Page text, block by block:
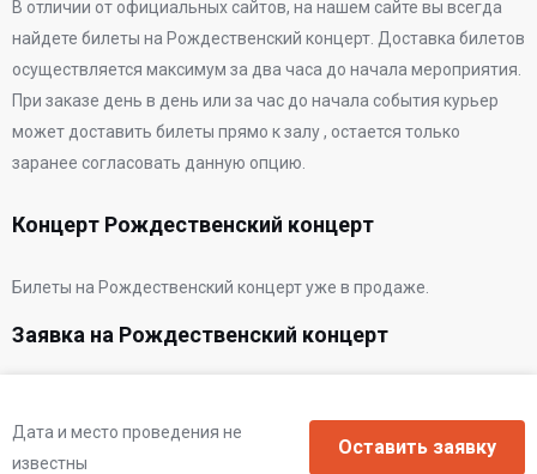
В отличии от официальных сайтов, на нашем сайте вы всегда
найдете билеты на Рождественский концерт. Доставка билетов
осуществляется максимум за два часа до начала мероприятия.
При заказе день в день или за час до начала события курьер
может доставить билеты прямо к залу , остается только
заранее согласовать данную опцию.
Концерт Рождественский концерт
Билеты на Рождественский концерт уже в продаже.
Заявка на Рождественский концерт
Дата и место проведения не
известны